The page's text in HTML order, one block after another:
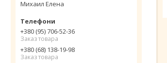
Михаил Елена
+380 (95) 706-52-36
Заказ товара
+380 (68) 138-19-98
Заказ товара